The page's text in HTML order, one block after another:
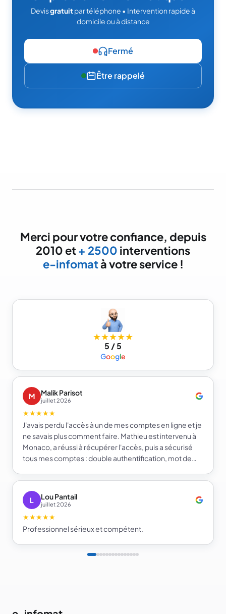
Devisgratuitpar téléphone • Intervention rapide à
domicile ou à distance
Fermé
Être rappelé
Merci pour votre confiance, depuis
2010 et+ 2500 interventions
e-infomatà votre service !
★★★★★
5 / 5
Google
M Malik Parisot
juillet 2026
★★★★★
J'avais perdu l'accès à un de mes comptes en ligne et je
ne savais plus comment faire. Mathieu est intervenu à
Monaco, a réussi à récupérer l'accès, puis a sécurisé
tous mes comptes : double authentification, mot de
beaucoup plus serein sur la sécurité de mes comptes.
Je recommande e-infomat.
L
Lou Pantail
juillet 2026
★★★★★
Professionnel sérieux et compétent.